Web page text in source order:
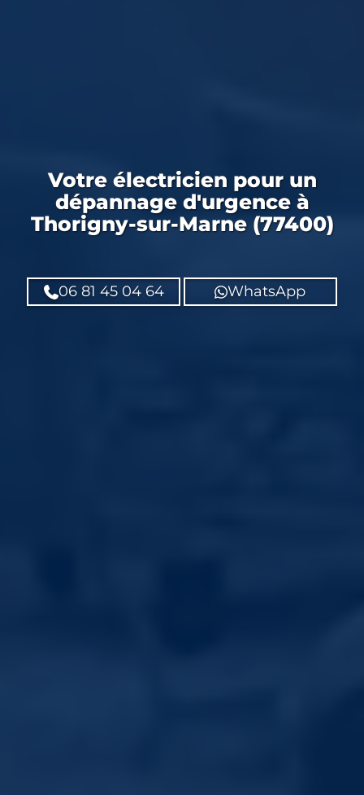
Votre électricienpour un
dépannage d'urgence à
Thorigny-sur-Marne (77400)
06 81 45 04 64 WhatsApp